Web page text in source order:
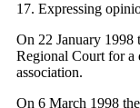
17. Expressing
On 22 January
Regional Court for a
association.
On 6 March 1998